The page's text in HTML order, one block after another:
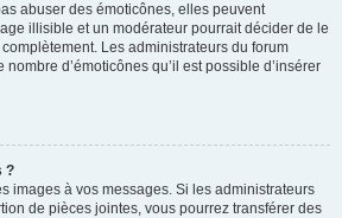
abuser des émoticônes, elles peuvent
illisible et un modérateur pourrait décider de le
Les administrateurs du forum
d’émoticônes qu’il est possible d’insérer
?
images à vos messages. Si les administrateurs
de pièces jointes, vous pourrez transférer des